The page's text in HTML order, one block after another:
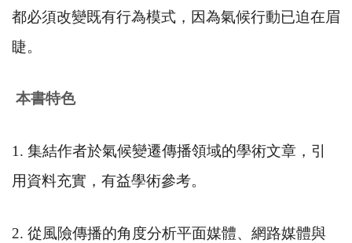
都必須改變既有行為模式，因為氣候行動已迫在眉
睫。
本書特色
1. 集結作者於氣候變遷傳播領域的學術文章，引
用資料充實，有益學術參考。
2. 從風險傳播的角度分析平面媒體、網路媒體與